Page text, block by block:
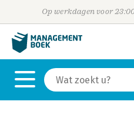
Op werkdagen voor